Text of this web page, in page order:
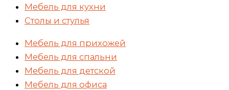
Мебель для кухни
Столы и стулья
Мебель для прихожей
Мебель для спальни
Мебель для детской
Мебель для офиса